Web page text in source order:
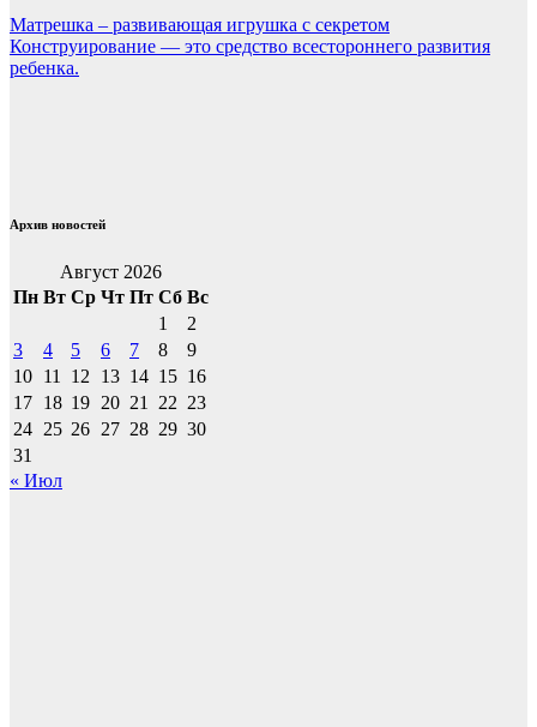
Навигация
по
Матрешка – развивающая игрушка с секретом
Конструирование — это средство всестороннего развития
ребенка.
Архив новостей
Август 2026
Пн Вт Ср Чт Пт Сб Вс
1
2
3
4 5 6 7 8
9
10 11 12 13 14 15 16
17 18 19 20 21 22 23
24 25 26 27 28 29 30
31
« Июл